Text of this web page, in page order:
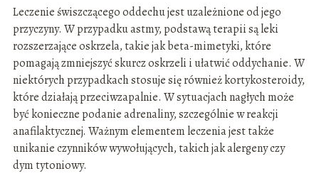
Leczenie świszczącego oddechu jest uzależnione od jego
przyczyny. W przypadku astmy, podstawą terapii są leki
rozszerzające oskrzela, takie jak beta-mimetyki, które
pomagają zmniejszyć skurcz oskrzeli i ułatwić oddychanie. W
niektórych przypadkach stosuje się również kortykosteroidy,
które działają przeciwzapalnie. W sytuacjach nagłych może
być konieczne podanie adrenaliny, szczególnie w reakcji
anafilaktycznej. Ważnym elementem leczenia jest także
unikanie czynników wywołujących, takich jak alergeny czy
dym tytoniowy.